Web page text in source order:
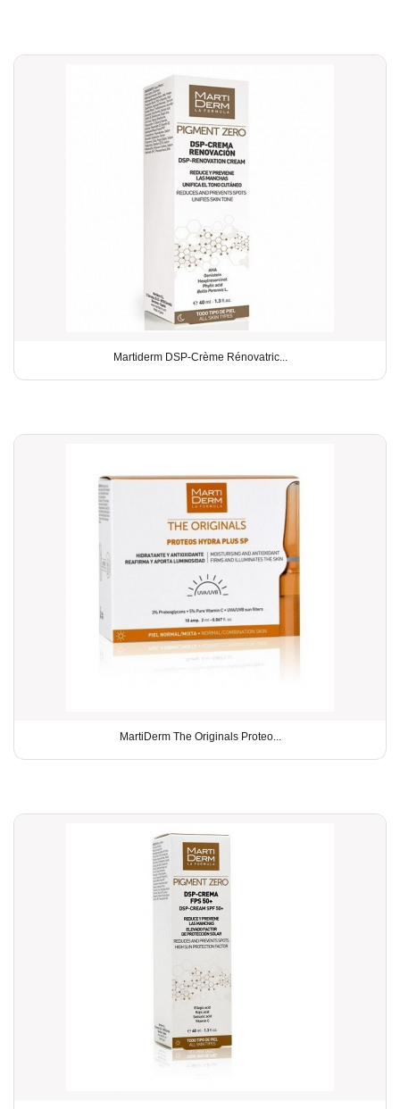
Martiderm DSP-Crème Rénovatric...
MartiDerm The Originals Proteo...